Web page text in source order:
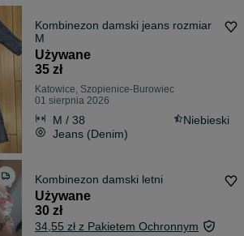
Kombinezon damski jeans rozmiar
M
Używane
35 zł
Katowice, Szopienice-Burowiec
01 sierpnia 2026
M / 38
Niebieski
Jeans (Denim)
Kombinezon damski letni
Używane
30 zł
34,55 zł z Pakietem Ochronnym